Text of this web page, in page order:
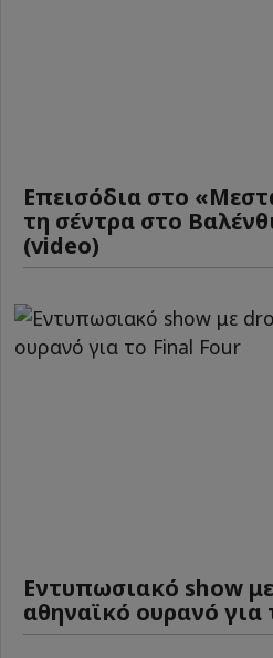
Επεισόδια στο
τη σέντρα στο
(video)
Εντυπωσιακό show
αθηναϊκό ουρανό για